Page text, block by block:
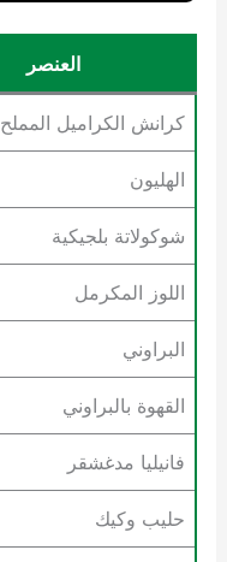
العنصر
كرانش الكراميل المملح
الهليون
شوكولاتة بلجيكية
اللوز المكرمل
البراوني
القهوة بالبراوني
فانيليا مدغشقر
حليب وكيك